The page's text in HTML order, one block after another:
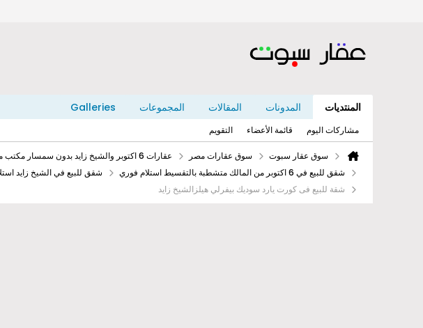
المنتديات المدونات المقالات المجموعات Galleries
مشاركات اليوم قائمة الأعضاء التقويم
سوق عقار سبوت سوق عقارات مصر عقارات 6 اكتوبر والشيخ زايد بدون سمسار مكتب من المالك
شقق للبيع في 6 اكتوبر من المالك متشطبة بالتقسيط استلام فوري
شقق للبيع في الشيخ زايد
شقة للبيع فى كورت يارد سوديك بيفرلي هيلزالشيخ زايد